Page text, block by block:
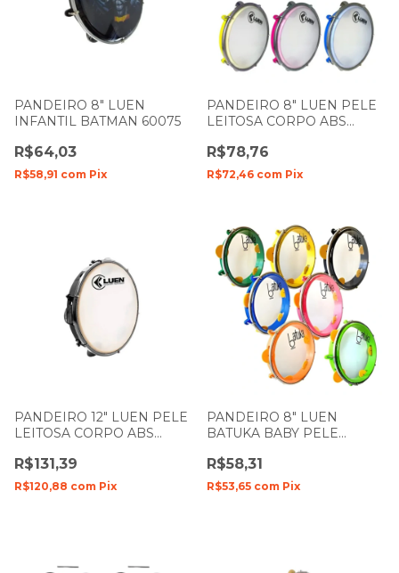
PANDEIRO 8" LUEN
INFANTIL BATMAN 60075
R$64,03
R$58,91 com Pix
PANDEIRO 8" LUEN PELE
LEITOSA CORPO ABS
R$78,76
R$72,46 com Pix
PANDEIRO 12" LUEN PELE
LEITOSA CORPO ABS
R$131,39
R$120,88 com Pix
PANDEIRO 8" LUEN
BATUKA BABY PELE
CORES 60046
R$58,31
R$53,65 com Pix